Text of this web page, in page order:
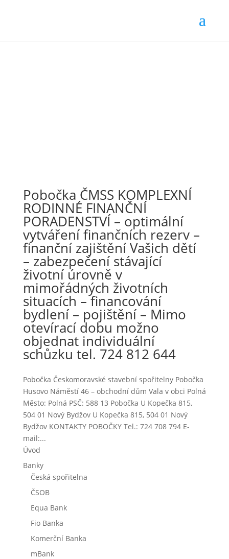
Pobočka ČMSS KOMPLEXNÍ
RODINNÉ FINANČNÍ
PORADENSTVÍ – optimální
vytváření finančních rezerv –
finanční zajištění Vašich dětí
– zabezpečení stávající
životní úrovně v
mimořádných životních
situacích – financování
bydlení – pojištění – Mimo
otevírací dobu možno
objednat individuální
schůzku tel. 724 812 644
Pobočka Českomoravské stavební spořitelny Pobočka
Husovo Náměstí 46 – obchodní dům Vala v obci Polná
Město: Polná PSČ: 588 13 Pobočka U Kopečka 815,
504 01 Nový Bydžov U Kopečka 815, 504 01 Nový
Bydžov KONTAKTY POBOČKY Tel.: 724 708 794 E-
mail:...
Úvod
Banky
Česká spořitelna
ČSOB
Equa Bank
Fio Banka
Komerční Banka
mBank